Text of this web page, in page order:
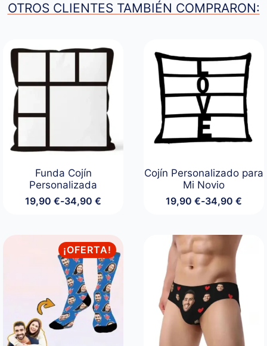
OTROS CLIENTES TAMBIÉN COMPRARON:
Funda Cojín
Personalizada
19,90€-34,90€
Rango
desde
19,90 €
hasta
34,90 €
Cojín Personalizado para
Mi Novio
19,90 €-34,90 €
Rango
desde
19,90 €
hasta
34,90 €
¡OFERTA!